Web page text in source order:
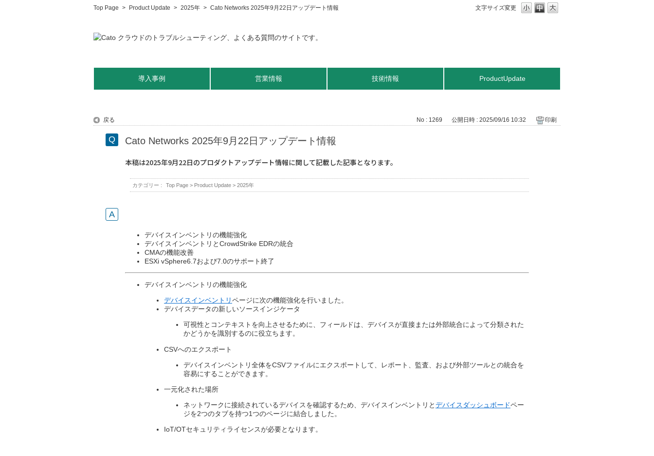
文字サイズ変更
Top Page > Product Update > 2025年 > Cato Networks 2025年9月22日アップデート情報
導入事例 営業情報 技術情報 ProductUpdate
戻る No : 1269 公開日時 : 2025/09/16 10:32 印刷
Cato Networks 2025年9月22日アップデート情報
本稿は2025年9月22日のプロダクトアップデート情報に関して記載した記事となります。
カテゴリー : Top Page > Product Update > 2025年
デバイスインベントリの機能強化
デバイスインベントリとCrowdStrike EDRの統合​
CMAの機能改善​
ESXi vSphere6.7および7.0のサポート終了​
デバイスインベントリの機能強化
デバイスインベントリページに次の機能強化を行いました。
デバイスデータの新しいソースインジケータ​
可視性とコンテキストを向上させるために、フィールドは、デバイスが直接または外部統合によって分類された
かどうかを識別するのに役立ちます。​
CSVへのエクスポート
デバイスインベントリ全体をCSVファイルにエクスポートして、レポート、監査、および外部ツールとの統合を
容易にすることができます。
一元化された場所​
ネットワークに接続されているデバイスを確認するため、デバイスインベントリとデバイスダッシュボードペー
ジを2つのタブを持つ1つのページに結合しました。
IoT/OTセキュリティライセンスが必要となります。